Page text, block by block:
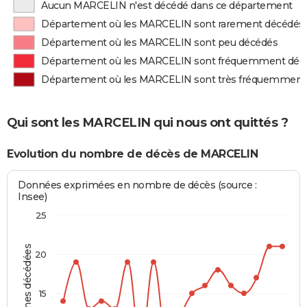
Aucun MARCELIN n'est décédé dans ce département
Département où les MARCELIN sont rarement décédés
Département où les MARCELIN sont peu décédés
Département où les MARCELIN sont fréquemment
Département où les MARCELIN sont très
Qui sont les MARCELIN qui nous ont quittés ?
Evolution du nombre de décès de MARCELIN
Données exprimées en nombre de décès (source :
Insee)
15
20
25